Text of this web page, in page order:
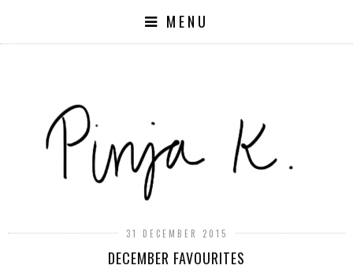
MENU
31 DECEMBER 2015
DECEMBER FAVOURITES